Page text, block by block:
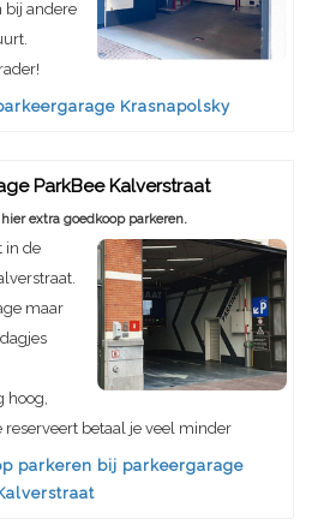
bij andere
Krasnapolsky
ParkBee Kalverstraat
hier extra goedkoop parkeren.
in de
maar
hoog,
reserveert betaal je veel minder
parkeren bij parkeergarage